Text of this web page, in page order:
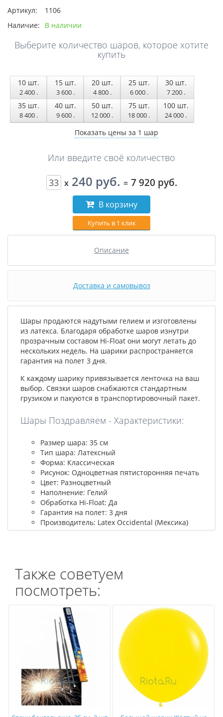
Артикул:
1106
Наличие:
В наличии
Выберите количество шаров, которое хотите
купить
10шт.
2 400 .
15шт.
3 600 .
20шт.
4 800 .
25шт.
6 000 .
30шт.
7 200 .
35шт.
8 400 .
40шт.
9 600 .
50шт.
12 000 .
75шт.
18 000 .
100шт.
24 000 .
Показать цены за 1 шар
Или введите своё количество
x 240 руб. = 7 920 руб.
В корзину
Купить в 1 клик
Описание
Доставка и самовывоз
Шары продаются надутыми гелием и изготовлены
из латекса. Благодаря обработке шаров изнутри
прозрачным составом Hi-Float они могут летать до
нескольких недель. На шарики распространяется
гарантия на полет 3 дня.
К каждому шарику привязывается ленточка на ваш
выбор. Связки шаров снабжаются стандартным
грузиком и пакуются в транспортировочный пакет.
Шары Поздравляем - Характеристики:
Размер шара: 35 см
Тип шара: Латексный
Форма: Классическая
Рисунок: Одноцветная пятисторонняя печать
Цвет: Разноцветный
Наполнение: Гелий
Обработка Hi-Float: Да
Гарантия на полет: 3 дня
Производитель: Latex Occidental (Мексика)
Также советуем
посмотреть: